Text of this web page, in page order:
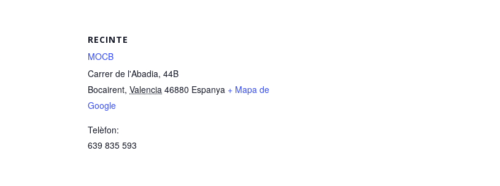
RECINTE
MOCB
Carrer de l'Abadia, 44B
Bocairent, Valencia 46880 Espanya + Mapa de
Google
Telèfon:
639 835 593